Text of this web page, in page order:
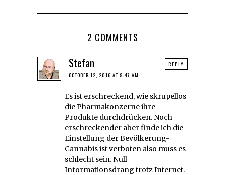
2 COMMENTS
Stefan
OCTOBER 12, 2016 AT 9:47 AM
Es ist erschreckend, wie skrupellos
die Pharmakonzerne ihre
Produkte durchdrücken. Noch
erschreckender aber finde ich die
Einstellung der Bevölkerung-
Cannabis ist verboten also muss es
schlecht sein. Null
Informationsdrang trotz Internet.
REPLY